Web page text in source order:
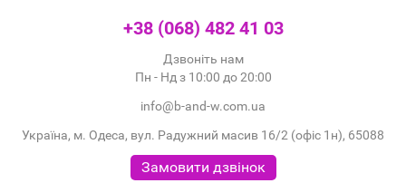
+38 (068) 482 41 03
Дзвоніть нам
Пн - Нд з 10:00 до 20:00
info@b-and-w.com.ua
Україна, м. Одеса, вул. Радужний масив 16/2 (офіс 1н), 65088
Замовити дзвінок